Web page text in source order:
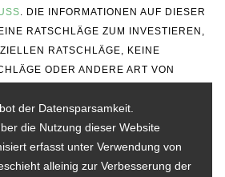
. DIE INFORMATIONEN AUF DIESER
RATSCHLÄGE ZUM INVESTIEREN,
RATSCHLÄGE, KEINE
ODER ANDERE ART VON
der Datensparsamkeit.
die Nutzung dieser Website
erfasst unter Verwendung von
alleinig zur Verbesserung der